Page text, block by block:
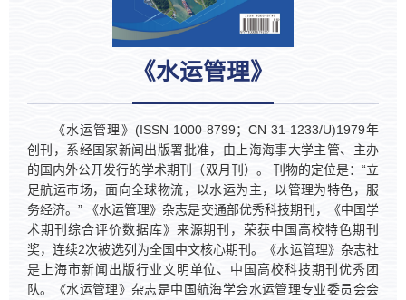
《水运管理》
《水运管理》(ISSN 1000-8799；CN 31-1233/U)1979年
创刊，系经国家新闻出版署批准，由上海海事大学主管、主办
的国内外公开发行的学术期刊（双月刊）。 刊物的定位是：“立
足航运市场，面向全球物流，以水运为主，以管理为特色，服
务经济。” 《水运管理》杂志是交通部优秀科技期刊，《中国学
术期刊综合评价数据库》来源期刊，荣获中国高校特色期刊
奖，连续2次被选列为全国中文核心期刊。《水运管理》杂志社
是上海市新闻出版行业文明单位、中国高校科技期刊优秀团
队。《水运管理》杂志是中国航海学会水运管理专业委员会会